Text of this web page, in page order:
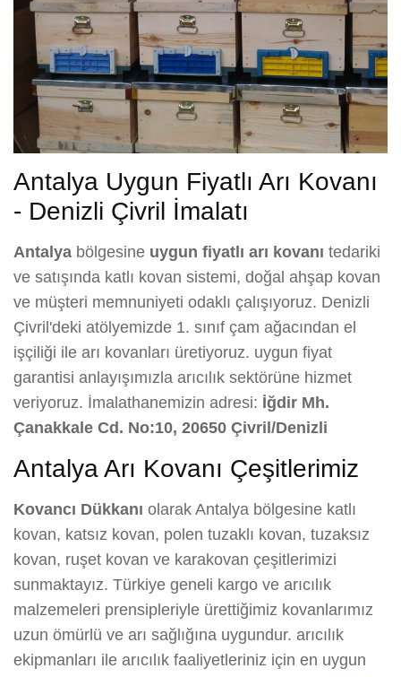
Antalya Uygun Fiyatlı Arı Kovanı
- Denizli Çivril İmalatı
Antalya bölgesine uygun fiyatlı arı kovanı tedariki
ve satışında katlı kovan sistemi, doğal ahşap kovan
ve müşteri memnuniyeti odaklı çalışıyoruz. Denizli
Çivril'deki atölyemizde 1. sınıf çam ağacından el
işçiliği ile arı kovanları üretiyoruz. uygun fiyat
garantisi anlayışımızla arıcılık sektörüne hizmet
veriyoruz. İmalathanemizin adresi: İğdir Mh.
Çanakkale Cd. No:10, 20650 Çivril/Denizli
Antalya Arı Kovanı Çeşitlerimiz
Kovancı Dükkanı olarak Antalya bölgesine katlı
kovan, katsız kovan, polen tuzaklı kovan, tuzaksız
kovan, ruşet kovan ve karakovan çeşitlerimizi
sunmaktayız. Türkiye geneli kargo ve arıcılık
malzemeleri prensipleriyle ürettiğimiz kovanlarımız
uzun ömürlü ve arı sağlığına uygundur. arıcılık
ekipmanları ile arıcılık faaliyetleriniz için en uygun